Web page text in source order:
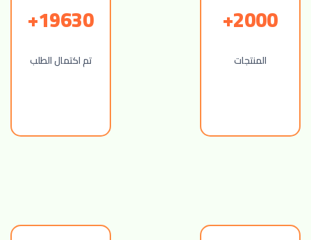
2000+
المنتجات
19630+
تم اكتمال الطلب